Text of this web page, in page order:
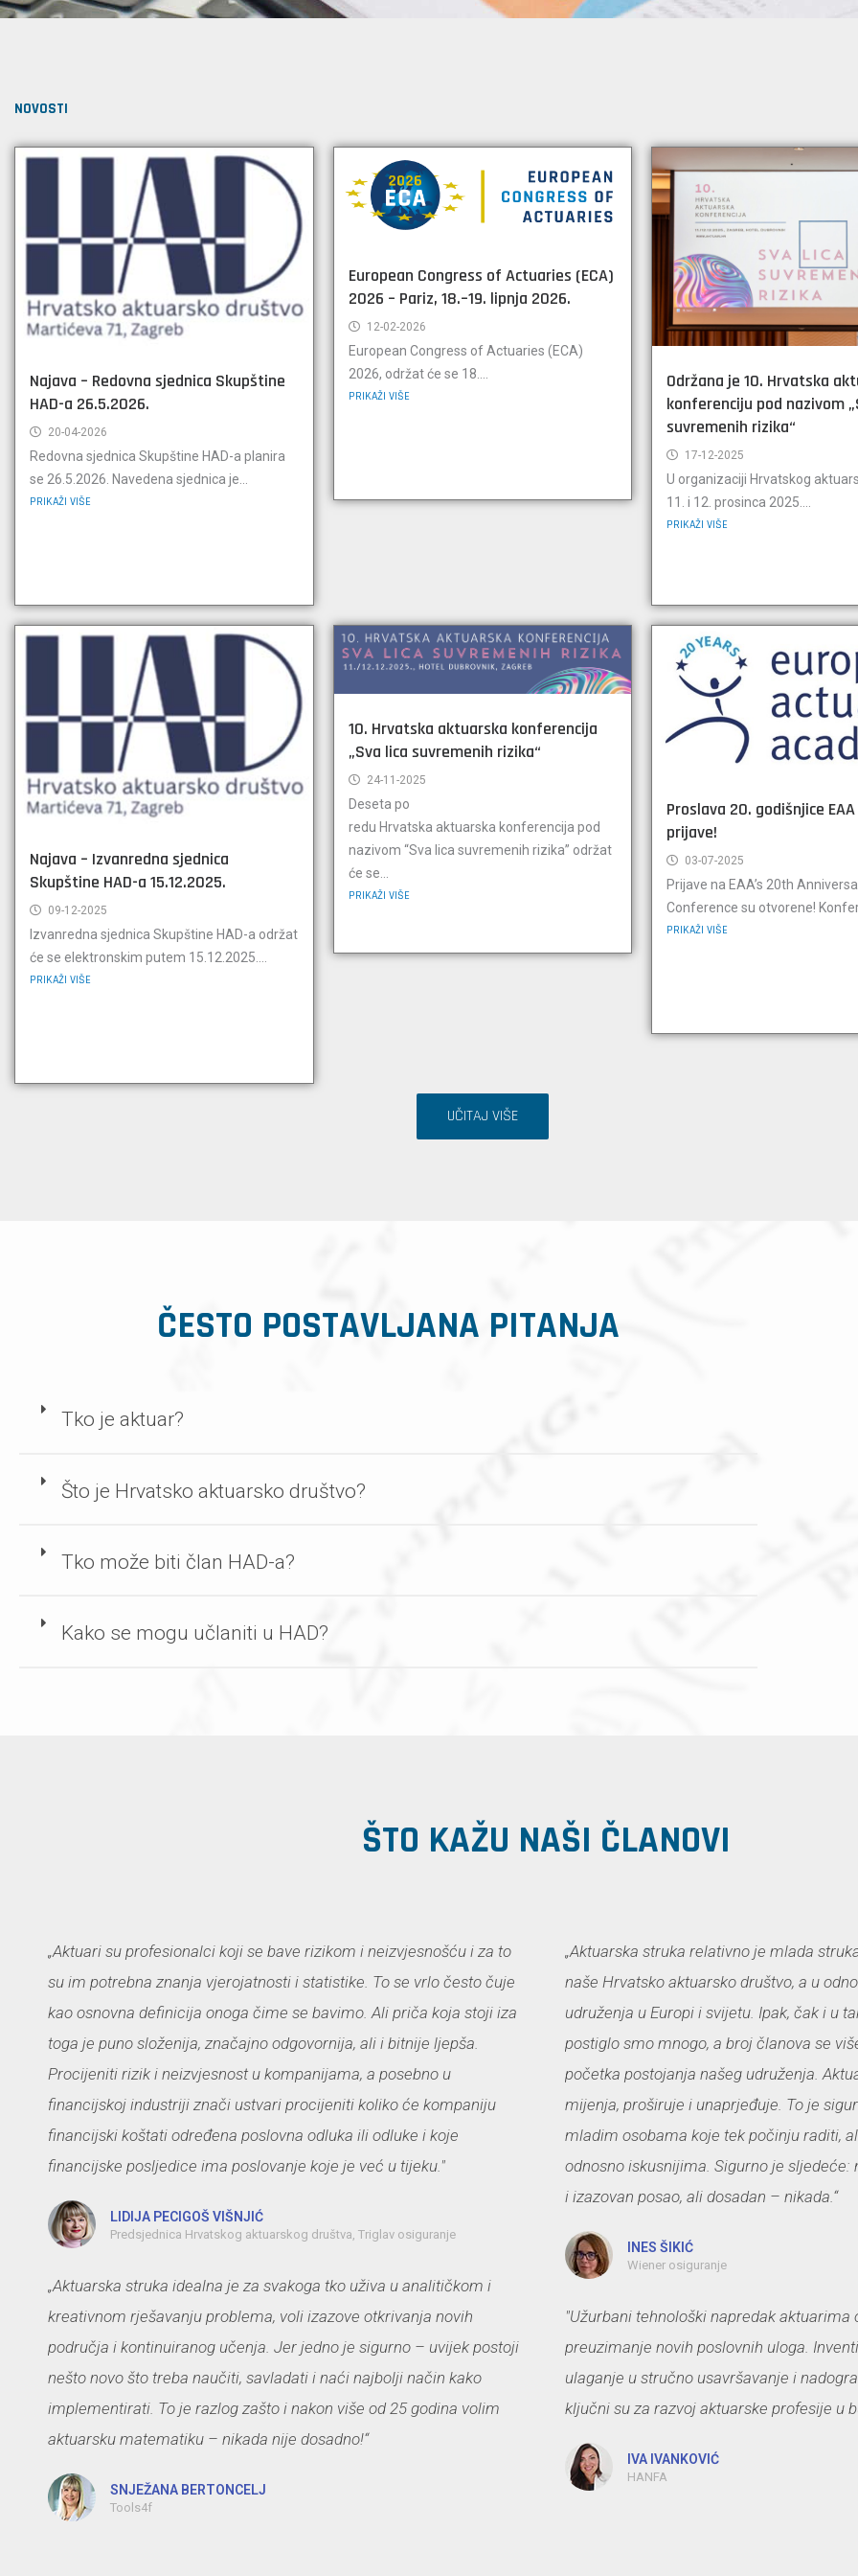
NOVOSTI
Najava – Redovna sjednica Skupštine
HAD-a 26.5.2026.
20-04-2026
Redovna sjednica Skupštine HAD-a planira
se 26.5.2026. Navedena sjednica je...
PRIKAŽI VIŠE
European Congress of Actuaries (ECA)
2026 – Pariz, 18.–19. lipnja 2026.
12-02-2026
European Congress of Actuaries (ECA)
2026, održat će se 18....
PRIKAŽI VIŠE
Održana je 10. Hrvatska
konferenciju pod nazivom
suvremenih rizika“
17-12-2025
U organizaciji Hrvatskog
11. i 12. prosinca 2025....
PRIKAŽI VIŠE
Najava – Izvanredna sjednica
Skupštine HAD-a 15.12.2025.
09-12-2025
Izvanredna sjednica Skupštine HAD-a održat
će se elektronskim putem 15.12.2025....
PRIKAŽI VIŠE
10. Hrvatska aktuarska konferencija
„Sva lica suvremenih rizika“
24-11-2025
Deseta po
redu Hrvatska aktuarska konferencija pod
nazivom “Sva lica suvremenih rizika” održat
će se...
PRIKAŽI VIŠE
Proslava 20. godišnjice
prijave!
03-07-2025
Prijave na EAA’s 20th
Conference su otvorene!
PRIKAŽI VIŠE
UČITAJ VIŠE
ČESTO POSTAVLJANA PITANJA
Tko je aktuar?
Što je Hrvatsko aktuarsko društvo?
Tko može biti član HAD-a?
Kako se mogu učlaniti u HAD?
ŠTO KAŽU NAŠI ČLANOVI
„Aktuari su profesionalci koji se bave rizikom i neizvjesnošću i za to
su im potrebna znanja vjerojatnosti i statistike. To se vrlo često čuje
kao osnovna definicija onoga čime se bavimo. Ali priča koja stoji iza
toga je puno složenija, značajno odgovornija, ali i bitnije ljepša.
Procijeniti rizik i neizvjesnost u kompanijama, a posebno u
financijskoj industriji znači ustvari procijeniti koliko će kompaniju
financijski koštati određena poslovna odluka ili odluke i koje
financijske posljedice ima poslovanje koje je već u tijeku."
LIDIJA PECIGOŠ VIŠNJIĆ
Predsjednica Hrvatskog aktuarskog društva, Triglav osiguranje
„Aktuarska struka idealna je za svakoga tko uživa u analitičkom i
kreativnom rješavanju problema, voli izazove otkrivanja novih
područja i kontinuiranog učenja. Jer jedno je sigurno – uvijek postoji
nešto novo što treba naučiti, savladati i naći najbolji način kako
implementirati. To je razlog zašto i nakon više od 25 godina volim
aktuarsku matematiku – nikada nije dosadno!“
SNJEŽANA BERTONCELJ
Tools4f
„Aktuarska struka relativno je mlada
naše Hrvatsko aktuarsko društvo, a u
udruženja u Europi i svijetu. Ipak, čak i u
postiglo smo mnogo, a broj članova se
početka postojanja našeg udruženja.
mijenja, proširuje i unaprjeđuje. To je
mladim osobama koje tek počinju raditi,
odnosno iskusnijima. Sigurno je
i izazovan posao, ali dosadan – nikada.“
INES ŠIKIĆ
Wiener osiguranje
"Užurbani tehnološki napredak aktuarima
preuzimanje novih poslovnih uloga.
ulaganje u stručno usavršavanje i
ključni su za razvoj aktuarske profesije u
IVA IVANKOVIĆ
HANFA